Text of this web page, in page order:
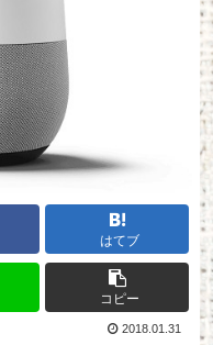
はてブ
コピー
2018.01.31